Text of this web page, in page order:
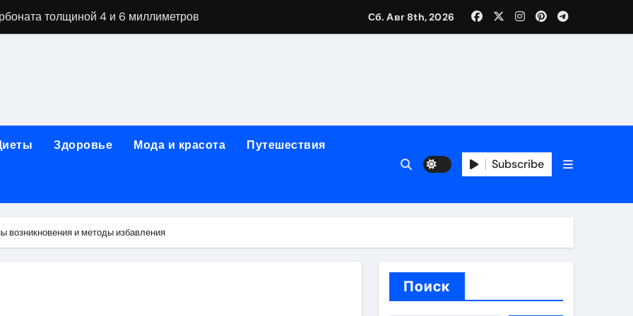
толщиной 4 и 6 миллиметров
этапы детоксикации и реабилитации
Новгороде: как выбрать надёжного помощника в трудный час
помощь при первичном обращении к наркологу
зависимости
Сб. Авг 8th, 2026
Здоровье Мода и красота Путешествия
Subscribe
возникновения и методы избавления
Поиск